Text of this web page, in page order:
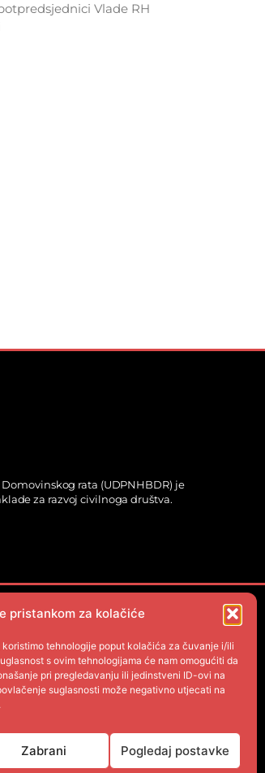
pristankom za kolačiće
tehnologije poput kolačića za čuvanje i/ili
s ovim tehnologijama će nam omogućiti da
pri pregledavanju ili jedinstveni ID-ovi na
suglasnosti može negativno utjecati na
Zabrani Pogledaj postavke
Vlade RH
rata (UDPNHBDR) je
za razvoj civilnoga društva.